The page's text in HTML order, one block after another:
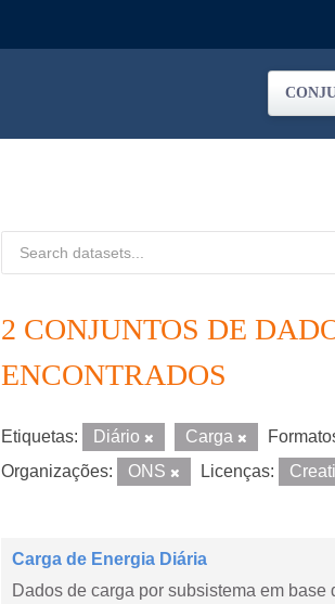
2 CONJUNTOS DE
ENCONTRADOS
Etiquetas: Diário Carga
Organizações:
ONS Licenças:
Carga de Energia Diária
Dados de carga por subsistema em